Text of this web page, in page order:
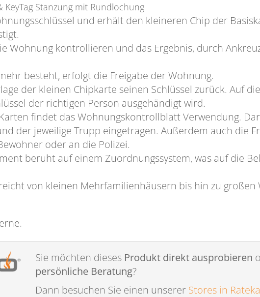
Stanzung mit Rundlochung
und erhält den kleineren Chip der
Wohnung kontrollieren und das Ergebnis, durch
besteht, erfolgt die Freigabe der Wohnung.
der kleinen Chipkarte seinen Schlüssel zurück. Auf
der richtigen Person ausgehändigt wird.
findet das Wohnungskontrollblatt Verwendung.
der jeweilige Trupp eingetragen. Außerdem auch die
oder an die Polizei.
beruht auf einem Zuordnungssystem, was auf die
von kleinen Mehrfamilienhäusern bis hin zu großen
Sie möchten dieses Produkt direkt ausprobieren
persönliche Beratung?
Dann besuchen Sie einen unserer Stores in